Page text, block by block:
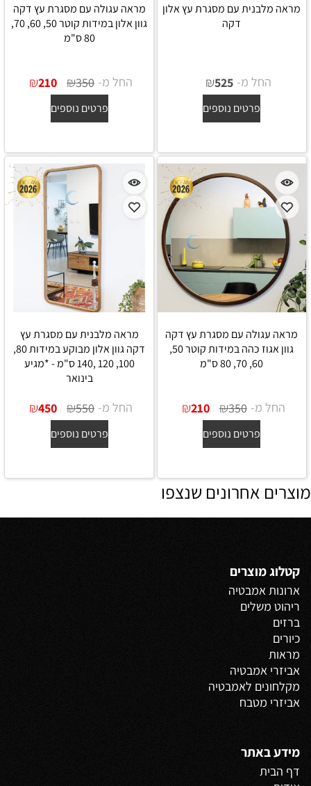
מראה מלבנית עם מסגרת עץ אלון
דקה
החל מ- ₪525
פרטים נוספים
מראה עגולה עם מסגרת עץ דקה
גוון אלון במידות קוטר 50, 60, 70,
80 ס"מ
החל מ- ₪350
₪210
פרטים נוספים
מראה עגולה עם מסגרת עץ דקה
גוון אגוז כהה במידות קוטר 50,
60, 70, 80 ס"מ
החל מ- ₪350
₪210
פרטים נוספים
מראה מלבנית עם מסגרת עץ
דקה גוון אלון מבוקע במידות 80,
100, 120 ,140 ס"מ - *מגיע
בינואר
החל מ- ₪550
₪450
פרטים נוספים
מוצרים אחרונים שנצפו
קטלוג מוצרים
ארונות אמבטיה
ריהוט משלים
ברזים
כיורים
מראות
אביזרי אמבטיה
מקלחונים לאמבטיה
אביזרי מטבח
מידע באתר
דף הבית